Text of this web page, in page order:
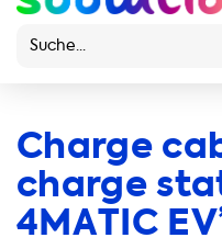
Charge
charge
4MATIC